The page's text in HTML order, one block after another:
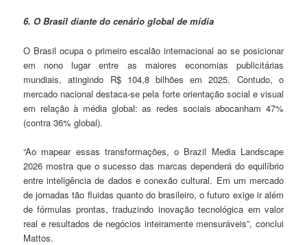
6. O Brasil diante do cenário global de mídia
O Brasil ocupa o primeiro escalão internacional ao se posicionar
em nono lugar entre as maiores economias publicitárias
mundiais, atingindo R$ 104,8 bilhões em 2025. Contudo, o
mercado nacional destaca-se pela forte orientação social e visual
em relação à média global: as redes sociais abocanham 47%
(contra 36% global).
“Ao mapear essas transformações, o Brazil Media Landscape
2026 mostra que o sucesso das marcas dependerá do equilíbrio
entre inteligência de dados e conexão cultural. Em um mercado
de jornadas tão fluidas quanto do brasileiro, o futuro exige ir além
de fórmulas prontas, traduzindo inovação tecnológica em valor
real e resultados de negócios inteiramente mensuráveis”, conclui
Mattos.